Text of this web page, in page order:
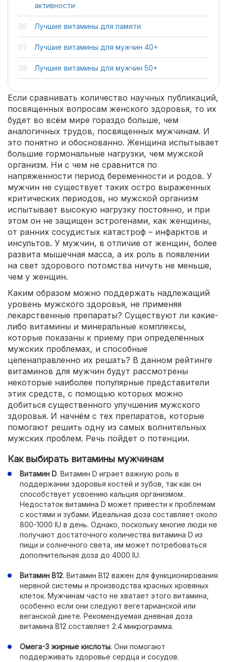
активности
Лучшие витамины для памяти
Лучшие витамины для мужчин 40+
Лучшие витамины для мужчин 50+
Если сравнивать количество научных публикаций,
посвященных вопросам женского здоровья, то их
будет во всём мире гораздо больше, чем
аналогичных трудов, посвященных мужчинам. И
это понятно и обоснованно. Женщина испытывает
большие гормональные нагрузки, чем мужской
организм. Ни с чем не сравнится по
напряженности период беременности и родов. У
мужчин не существует таких остро выраженных
критических периодов, но мужской организм
испытывает высокую нагрузку постоянно, и при
этом он не защищен эстрогенами, как женщины,
от ранних сосудистых катастроф – инфарктов и
инсультов. У мужчин, в отличие от женщин, более
развита мышечная масса, а их роль в появлении
на свет здорового потомства ничуть не меньше,
чем у женщин.
Каким образом можно поддержать надлежащий
уровень мужского здоровья, не применяя
лекарственные препараты? Существуют ли какие-
либо витамины и минеральные комплексы,
которые показаны к приему при определённых
мужских проблемах, и способные
целенаправленно их решать? В данном рейтинге
витаминов для мужчин будут рассмотрены
некоторые наиболее популярные представители
этих средств, с помощью которых можно
добиться существенного улучшения мужского
здоровья. И начнём с тех препаратов, которые
помогают решить одну из самых волнительных
мужских проблем. Речь пойдет о потенции.
Как выбирать витамины мужчинам
Витамин D. Витамин D играет важную роль в
поддержании здоровья костей и зубов, так как он
способствует усвоению кальция организмом..
Недостаток витамина D может привести к проблемам
с костями и зубами. Идеальная доза составляет около
800-1000 IU в день. Однако, поскольку многие люди не
получают достаточного количества витамина D из
пищи и солнечного света, им может потребоваться
дополнительная доза до 4000 IU.
Витамин B12. Витамин B12 важен для функционирования
нервной системы и производства красных кровяных
клеток. Мужчинам часто не хватает этого витамина,
особенно если они следуют вегетарианской или
веганской диете. Рекомендуемая дневная доза
витамина B12 составляет 2.4 микрограмма.
Омега-3 жирные кислоты. Они помогают
поддерживать здоровье сердца и сосудов.